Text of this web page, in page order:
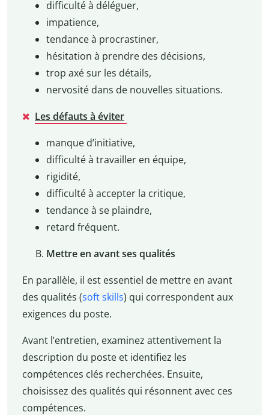
difficulté à déléguer,
impatience,
tendance à procrastiner,
hésitation à prendre des décisions,
trop axé sur les détails,
nervosité dans de nouvelles situations.
Les défauts à éviter
manque d’initiative,
difficulté à travailler en équipe,
rigidité,
difficulté à accepter la critique,
tendance à se plaindre,
retard fréquent.
Mettre en avant ses qualités
En parallèle, il est essentiel de mettre en avant
des qualités (soft skills) qui correspondent aux
exigences du poste.
Avant l’entretien, examinez attentivement la
description du poste et identifiez les
compétences clés recherchées. Ensuite,
choisissez des qualités qui résonnent avec ces
compétences.